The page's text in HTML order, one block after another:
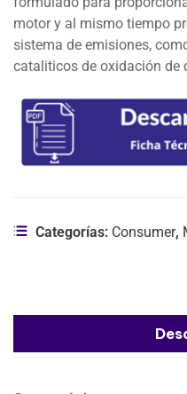
motor y al mismo tiempo
sistema de emisiones,
cataliticos de oxidación de
Categorías: Consumer,